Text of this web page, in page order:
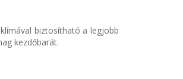
biztosítható a legjobb
kezdőbarát.